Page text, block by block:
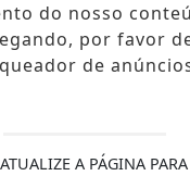
do nosso
por favor
de
A PÁGINA